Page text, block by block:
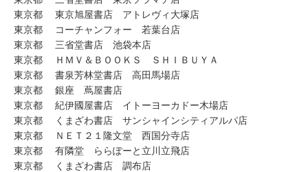
東京都 東京旭屋書店 アトレヴィ大塚店
東京都 コーチャンフォー 若葉台店
東京都 三省堂書店 池袋本店
東京都 ＨＭＶ＆ＢＯＯＫＳ ＳＨＩＢＵＹＡ
東京都 書泉芳林堂書店 高田馬場店
東京都 銀座 蔦屋書店
東京都 紀伊國屋書店 イトーヨーカドー木場店
東京都 くまざわ書店 サンシャインシティアルパ店
東京都 ＮＥＴ２１隆文堂 西国分寺店
東京都 有隣堂 ららぽーと立川立飛店
東京都 くまざわ書店 調布店